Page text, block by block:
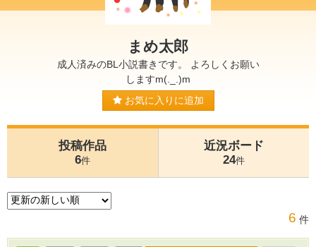
まめ太郎
成人済みのBL小説書きです。 よろしくお願い
しますm(._.)m
お気に入りに追加
投稿作品
6件
近況ボード
24件
6 件